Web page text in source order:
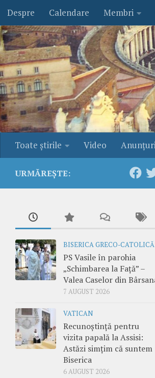
Skip to content
Despre Calendare Membri
Toate ştirile Video
URMĂREȘTE:
BISERICA GRECO-CATOLICĂ
PS Vasile în parohia
„Schimbarea la Față” –
Valea Caselor din
7 AUGUST 2026
VATICAN
Recunoștință pentru
vizita papală la Assisi:
Astăzi simțim că suntem
Biserica
6 AUGUST 2026